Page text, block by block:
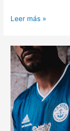
Leer más »